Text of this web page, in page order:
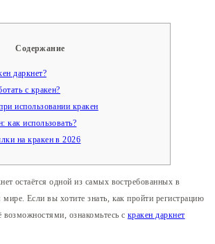
Содержание
даркнет?
с кракен?
использовании кракен
как использовать?
на кракен в 2026
остаётся одной из самых востребованных в
Если вы хотите знать, как пройти регистрацию
возможностями, ознакомьтесь с кракен даркнет